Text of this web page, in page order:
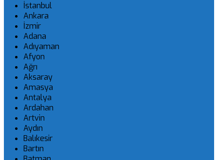
İstanbul
Ankara
İzmir
Adana
Adıyaman
Afyon
Ağrı
Aksaray
Amasya
Antalya
Ardahan
Artvin
Aydın
Balıkesir
Bartın